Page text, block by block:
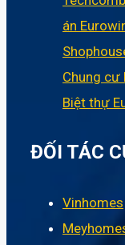
án
Chung cư
Biệt thự
ĐỐI TÁC
Vinhomes